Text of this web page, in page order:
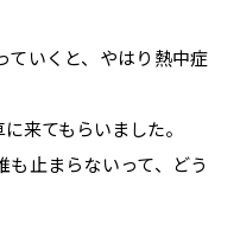
ていくと、やはり熱中症
来てもらいました。
も止まらないって、どう